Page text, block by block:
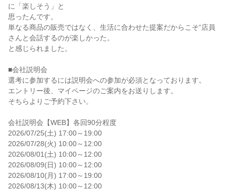
に「楽しそう」と
思ったんです。
単なる商品の販売ではなく、生活に合わせた提案だからこそ“店員
さんと会話するのが楽しかった。
と感じられました。
■会社説明会
選考に参加するには説明会への参加が必須となっております。
エントリー後、マイページのご案内をお送りします。
そちらよりご予約下さい。
会社説明会【WEB】各回90分程度
2026/07/25(土) 17:00～19:00
2026/07/28(火) 10:00～12:00
2026/08/01(土) 10:00～12:00
2026/08/09(日) 10:00～12:00
2026/08/10(月) 17:00～19:00
2026/08/13(木) 10:00～12:00